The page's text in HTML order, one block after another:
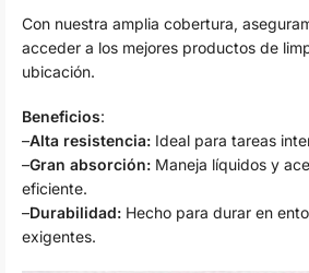
Con nuestra amplia cobertura,
acceder a los mejores productos de
ubicación.
Beneficios:
–Alta resistencia: Ideal para tareas
–Gran absorción: Maneja líquidos y
eficiente.
–Durabilidad: Hecho para durar en
exigentes.